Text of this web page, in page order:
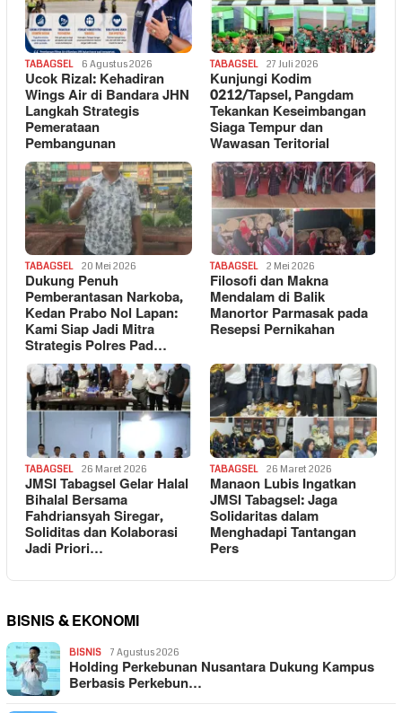
TABAGSEL 6 Agustus 2026
Ucok Rizal: Kehadiran
Wings Air di Bandara JHN
Langkah Strategis
Pemerataan
Pembangunan
TABAGSEL 27 Juli 2026
Kunjungi Kodim
0212/Tapsel, Pangdam
Tekankan Keseimbangan
Siaga Tempur dan
Wawasan Teritorial
TABAGSEL 20 Mei 2026
Dukung Penuh
Pemberantasan Narkoba,
Kedan Prabo Nol Lapan:
Kami Siap Jadi Mitra
Strategis Polres Pad…
TABAGSEL 2 Mei 2026
Filosofi dan Makna
Mendalam di Balik
Manortor Parmasak pada
Resepsi Pernikahan
TABAGSEL 26 Maret 2026
JMSI Tabagsel Gelar Halal
Bihalal Bersama
Fahdriansyah Siregar,
Soliditas dan Kolaborasi
Jadi Priori…
TABAGSEL 26 Maret 2026
Manaon Lubis Ingatkan
JMSI Tabagsel: Jaga
Solidaritas dalam
Menghadapi Tantangan
Pers
BISNIS & EKONOMI
BISNIS 7 Agustus 2026
Holding Perkebunan Nusantara Dukung Kampus
Berbasis Perkebun…